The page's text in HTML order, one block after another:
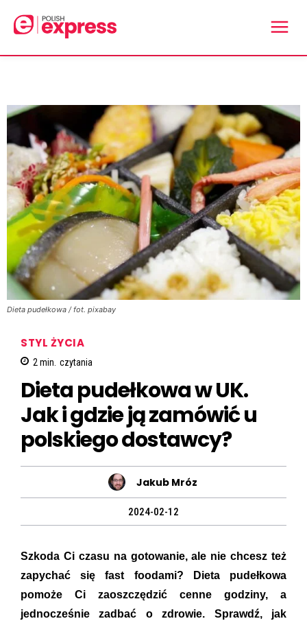
Dieta pudełkowa / fot. pixabay
STYL ŻYCIA
2min. czytania
Dieta pudełkowa w UK.
Jak i gdzie ją zamówić u
polskiego dostawcy?
Jakub Mróz
2024-02-12
Szkoda Ci czasu na gotowanie, ale nie chcesz też
zapychać się fast foodami? Dieta pudełkowa
pomoże Ci zaoszczędzić cenne godziny, a
jednocześnie zadbać o zdrowie. Sprawdź, jak